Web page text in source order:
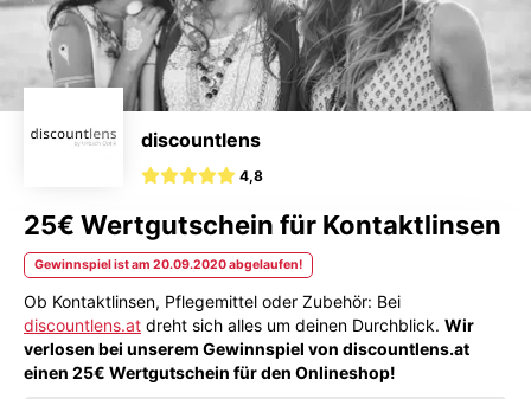
discountlens
4,8
25€ Wertgutschein für Kontaktlinsen
Gewinnspiel ist am 20.09.2020 abgelaufen!
Ob Kontaktlinsen, Pflegemittel oder Zubehör: Bei
discountlens.at dreht sich alles um deinen Durchblick. Wir
verlosen bei unserem Gewinnspiel von discountlens.at
einen 25€ Wertgutschein für den Onlineshop!